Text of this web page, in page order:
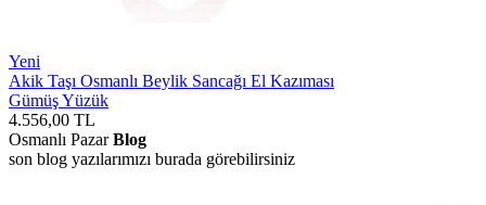
Yeni
Akik Taşı Osmanlı Beylik Sancağı El Kazıması
Gümüş Yüzük
4.556,00 TL
Osmanlı PazarBlog
son blog yazılarımızı burada görebilirsiniz